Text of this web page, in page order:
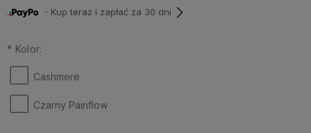
・Kup teraz i zapłać za 30 dni
* Kolor:
Cashmere
Czarny Painflow